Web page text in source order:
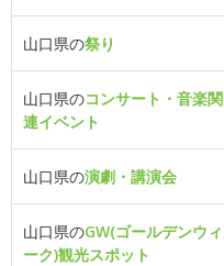
山口県の祭り
山口県のコンサート・音楽関
連イベント
山口県の演劇・講演会
山口県のGW(ゴールデンウィ
ーク)観光スポット